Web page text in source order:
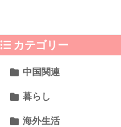
カテゴリー
中国関連
暮らし
海外生活